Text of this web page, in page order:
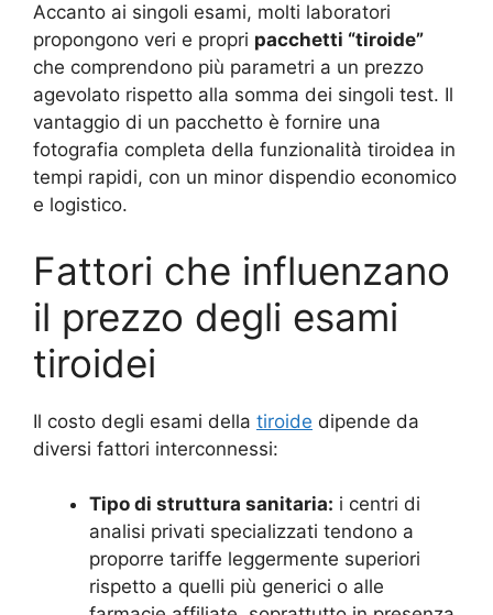
Accanto ai singoli esami, molti laboratori
propongono veri e propri pacchetti “tiroide”
che comprendono più parametri a un prezzo
agevolato rispetto alla somma dei singoli test. Il
vantaggio di un pacchetto è fornire una
fotografia completa della funzionalità tiroidea in
tempi rapidi, con un minor dispendio economico
e logistico.
Fattori che influenzano
il prezzo degli esami
tiroidei
Il costo degli esami della tiroide dipende da
diversi fattori interconnessi:
Tipo di struttura sanitaria: i centri di
analisi privati specializzati tendono a
proporre tariffe leggermente superiori
rispetto a quelli più generici o alle